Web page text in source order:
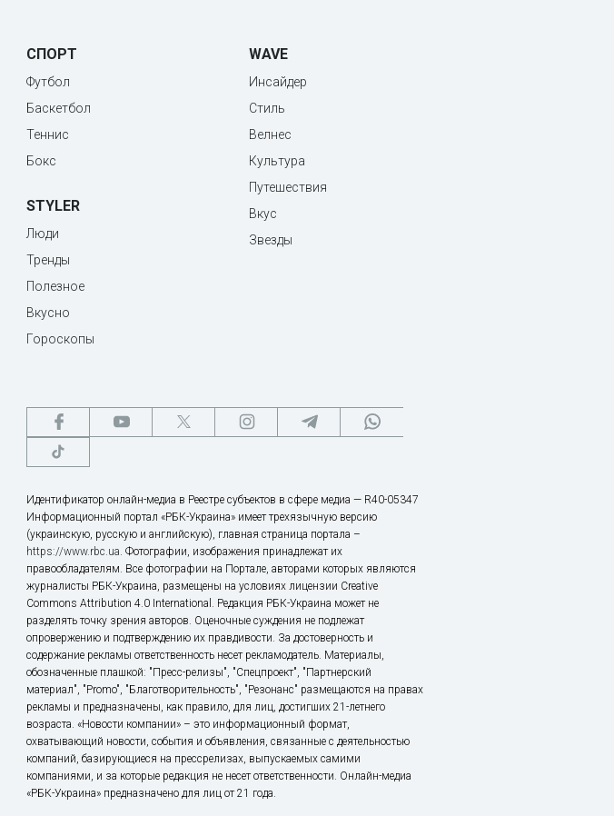
СПОРТ
Футбол
Баскетбол
Теннис
Бокс
STYLER
Люди
Тренды
Полезное
Вкусно
Гороскопы
WAVE
Инсайдер
Стиль
Велнес
Культура
Путешествия
Вкус
Звезды
Идентификатор онлайн-медиа в Реестре субъектов в сфере медиа — R40-05347
Информационный портал «РБК-Украина» имеет трехязычную версию
(украинскую, русскую и английскую), главная страница портала –
https://www.rbc.ua. Фотографии, изображения принадлежат их
правообладателям. Все фотографии на Портале, авторами которых являются
журналисты РБК-Украина, размещены на условиях лицензии Creative
Commons Attribution 4.0 International. Редакция РБК-Украина может не
разделять точку зрения авторов. Оценочные суждения не подлежат
опровержению и подтверждению их правдивости. За достоверность и
содержание рекламы ответственность несет рекламодатель. Материалы,
обозначенные плашкой: "Пресс-релизы", "Спецпроект", "Партнерский
материал", "Promo", "Благотворительность", "Резонанс" размещаются на правах
рекламы и предназначены, как правило, для лиц, достигших 21-летнего
возраста. «Новости компании» – это информационный формат,
охватывающий новости, события и объявления, связанные с деятельностью
компаний, базирующиеся на прессрелизах, выпускаемых самими
компаниями, и за которые редакция не несет ответственности. Онлайн-медиа
«РБК-Украина» предназначено для лиц от 21 года.